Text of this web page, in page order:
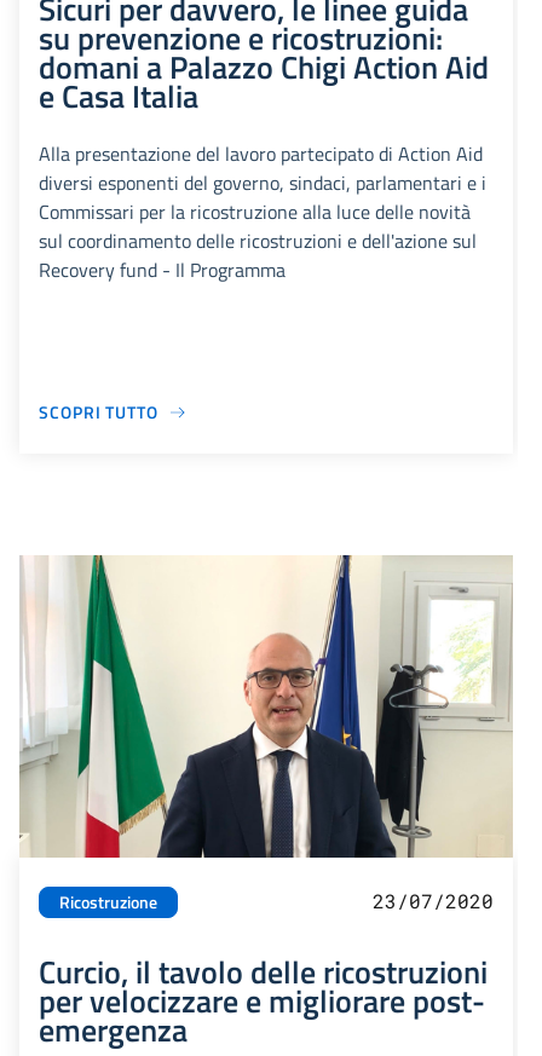
su prevenzione e ricostruzioni:
domani a Palazzo Chigi Action Aid
e Casa Italia
Alla presentazione del lavoro partecipato di Action Aid
diversi esponenti del governo, sindaci, parlamentari e i
Commissari per la ricostruzione alla luce delle novità
sul coordinamento delle ricostruzioni e dell'azione sul
Recovery fund - Il Programma
SCOPRI TUTTO
Ricostruzione 23/07/2020
Curcio, il tavolo delle ricostruzioni
per velocizzare e migliorare post-
emergenza